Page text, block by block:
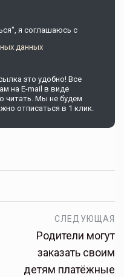
я соглашаюсь c
данных
это удобно! Все
на E-mail в виде
читать. Мы не будем
отписаться в 1 клик.
СЛЕДУЮЩАЯ
Родители могут
заказать своим
детям платёжные